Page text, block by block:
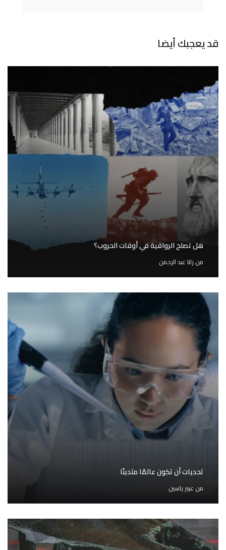
قد يعجبك أيضا
هل تصلح الرواقية في أوقات الحروب؟
من رانا عبد الرحمن
تحديات أن تكون عالمًا متدينًا
من عبير ياسين